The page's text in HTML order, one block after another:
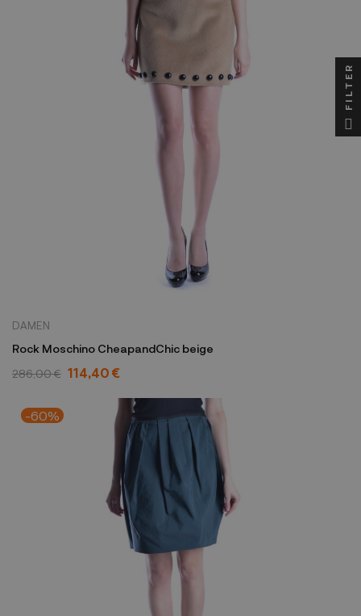
DAMEN
Rock Moschino CheapandChic beige
286,00 € 114,40 €
-60%
FILTER